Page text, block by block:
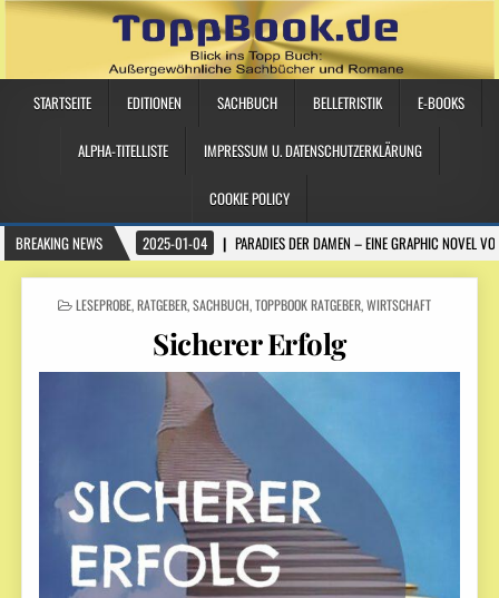
STARTSEITE EDITIONEN SACHBUCH BELLETRISTIK E-BOOKS
ALPHA-TITELLISTE IMPRESSUM U. DATENSCHUTZERKLÄRUNG
COOKIE POLICY
BREAKING NEWS
2025-01-04 PARADIES DER DAMEN – EINE GRAPHIC NOVEL
POSTED IN
LESEPROBE,RATGEBER,SACHBUCH,TOPPBOOK RATGEBER,WIRTSCHAFT
Sicherer Erfolg